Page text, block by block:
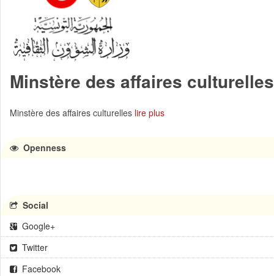
Minstère des affaires culturelles
Minstère des affaires culturelles lire plus
Openness
Social
Google+
Twitter
Facebook